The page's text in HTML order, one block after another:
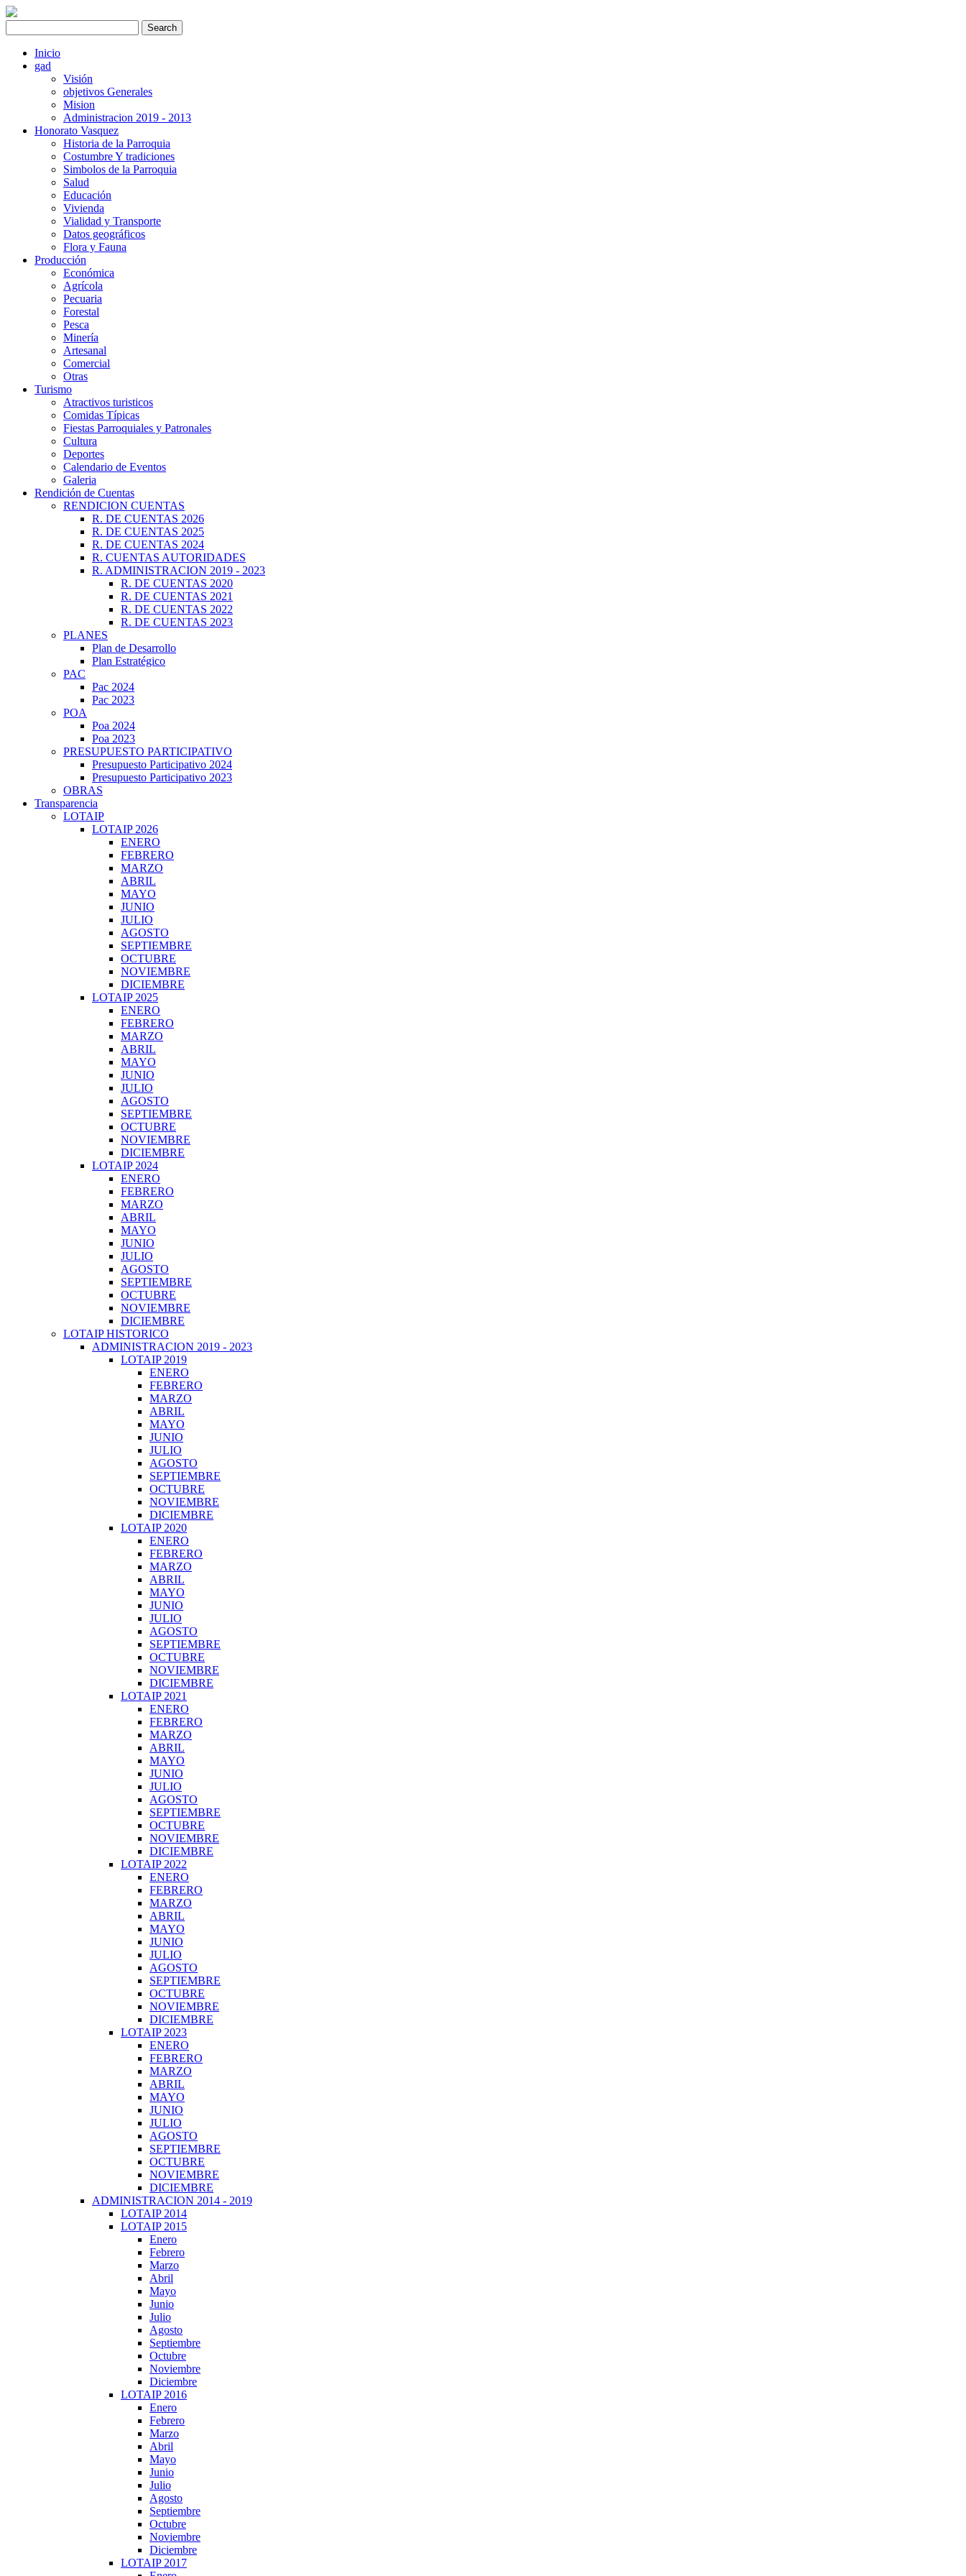
Inicio
gad
Visión
objetivos Generales
Mision
Administracion 2019 - 2013
Honorato Vasquez
Historia de la Parroquia
Costumbre Y tradiciones
Simbolos de la Parroquia
Salud
Educación
Vivienda
Vialidad y Transporte
Datos geográficos
Flora y Fauna
Producción
Económica
Agrícola
Pecuaria
Forestal
Pesca
Minería
Artesanal
Comercial
Otras
Turismo
Atractivos turisticos
Comidas Típicas
Fiestas Parroquiales y Patronales
Cultura
Deportes
Calendario de Eventos
Galeria
Rendición de Cuentas
RENDICION CUENTAS
R. DE CUENTAS 2026
R. DE CUENTAS 2025
R. DE CUENTAS 2024
R. CUENTAS AUTORIDADES
R. ADMINISTRACION 2019 - 2023
R. DE CUENTAS 2020
R. DE CUENTAS 2021
R. DE CUENTAS 2022
R. DE CUENTAS 2023
PLANES
Plan de Desarrollo
Plan Estratégico
PAC
Pac 2024
Pac 2023
POA
Poa 2024
Poa 2023
PRESUPUESTO PARTICIPATIVO
Presupuesto Participativo 2024
Presupuesto Participativo 2023
OBRAS
Transparencia
LOTAIP
LOTAIP 2026
ENERO
FEBRERO
MARZO
ABRIL
MAYO
JUNIO
JULIO
AGOSTO
SEPTIEMBRE
OCTUBRE
NOVIEMBRE
DICIEMBRE
LOTAIP 2025
ENERO
FEBRERO
MARZO
ABRIL
MAYO
JUNIO
JULIO
AGOSTO
SEPTIEMBRE
OCTUBRE
NOVIEMBRE
DICIEMBRE
LOTAIP 2024
ENERO
FEBRERO
MARZO
ABRIL
MAYO
JUNIO
JULIO
AGOSTO
SEPTIEMBRE
OCTUBRE
NOVIEMBRE
DICIEMBRE
LOTAIP HISTORICO
ADMINISTRACION 2019 - 2023
LOTAIP 2019
ENERO
FEBRERO
MARZO
ABRIL
MAYO
JUNIO
JULIO
AGOSTO
SEPTIEMBRE
OCTUBRE
NOVIEMBRE
DICIEMBRE
LOTAIP 2020
ENERO
FEBRERO
MARZO
ABRIL
MAYO
JUNIO
JULIO
AGOSTO
SEPTIEMBRE
OCTUBRE
NOVIEMBRE
DICIEMBRE
LOTAIP 2021
ENERO
FEBRERO
MARZO
ABRIL
MAYO
JUNIO
JULIO
AGOSTO
SEPTIEMBRE
OCTUBRE
NOVIEMBRE
DICIEMBRE
LOTAIP 2022
ENERO
FEBRERO
MARZO
ABRIL
MAYO
JUNIO
JULIO
AGOSTO
SEPTIEMBRE
OCTUBRE
NOVIEMBRE
DICIEMBRE
LOTAIP 2023
ENERO
FEBRERO
MARZO
ABRIL
MAYO
JUNIO
JULIO
AGOSTO
SEPTIEMBRE
OCTUBRE
NOVIEMBRE
DICIEMBRE
ADMINISTRACION 2014 - 2019
LOTAIP 2014
LOTAIP 2015
Enero
Febrero
Marzo
Abril
Mayo
Junio
Julio
Agosto
Septiembre
Octubre
Noviembre
Diciembre
LOTAIP 2016
Enero
Febrero
Marzo
Abril
Mayo
Junio
Julio
Agosto
Septiembre
Octubre
Noviembre
Diciembre
LOTAIP 2017